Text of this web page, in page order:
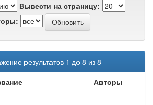
Вывести на страницу:
результатов 1 до 8 из 8
Авторы